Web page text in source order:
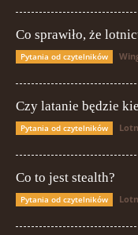
Co sprawiło, że
Pytania od czytelników
Czy latanie będzie
Pytania od czytelników
Co to jest stealth?
Pytania od czytelników